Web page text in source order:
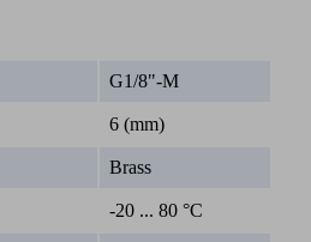
G1/8"-M
6 (mm)
Brass
-20 ... 80 °C